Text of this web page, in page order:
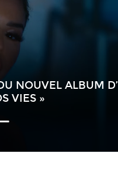
NOUVEL ALBUM D’
VIES »